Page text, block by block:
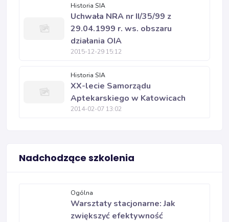
Historia SIA
Uchwała NRA nr II/35/99 z
29.04.1999 r. ws. obszaru
działania OIA
2015-12-29 15:12
Historia SIA
XX-lecie Samorządu
Aptekarskiego w Katowicach
2014-02-07 13:02
Nadchodzące szkolenia
Ogólna
Warsztaty stacjonarne: Jak
zwiększyć efektywność